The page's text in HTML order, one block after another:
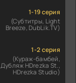
1-19 серия
(Субтитры, Light
Breeze, DubLik.TV)
1-2 серия
(Кураж-бамбей,
Дубляж HDrezka St.,
HDrezka Studio)